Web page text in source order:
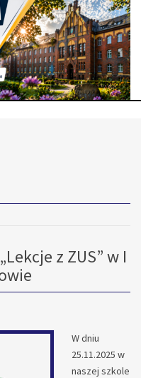
z ZUS” w I
W dniu
25.11.2025 w
naszej szkole